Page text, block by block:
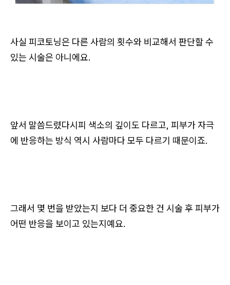
사실 피코토닝은 다른 사람의 횟수와 비교해서 판단할 수
있는 시술은 아니에요.
앞서 말씀드렸다시피 색소의 깊이도 다르고, 피부가 자극
에 반응하는 방식 역시 사람마다 모두 다르기 때문이죠.
그래서 몇 번을 받았는지 보다 더 중요한 건 시술 후 피부가
어떤 반응을 보이고 있는지예요.